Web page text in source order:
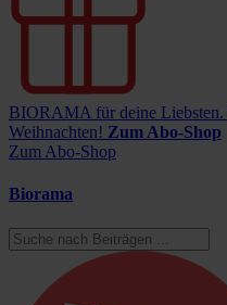
BIORAMA für deine Liebsten.
Weihnachten! Zum Abo-Shop
Zum Abo-Shop
Biorama